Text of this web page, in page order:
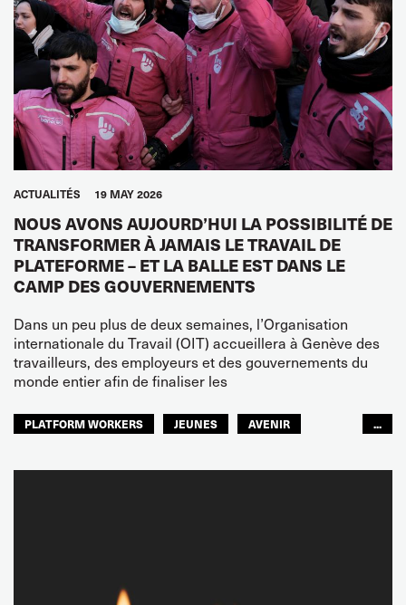
ACTUALITÉS 19 MAY 2026
NOUS AVONS AUJOURD’HUI LA POSSIBILITÉ DE
TRANSFORMER À JAMAIS LE TRAVAIL DE
PLATEFORME – ET LA BALLE EST DANS LE
CAMP DES GOUVERNEMENTS
Dans un peu plus de deux semaines, l’Organisation
internationale du Travail (OIT) accueillera à Genève des
travailleurs, des employeurs et des gouvernements du
monde entier afin de finaliser les
PLATFORM WORKERS JEUNES
AVENIR
...